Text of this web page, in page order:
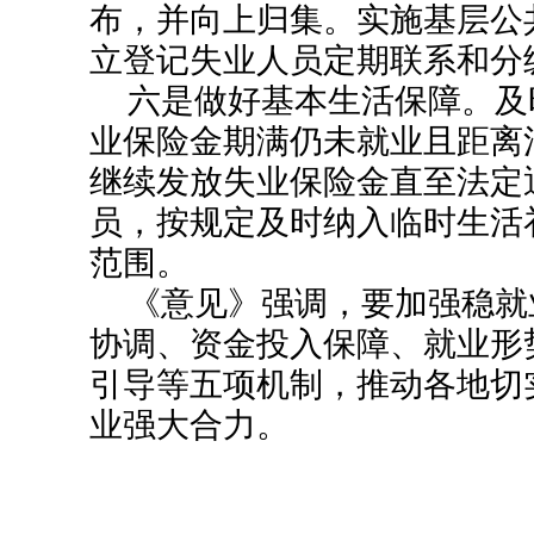
布，并向上归集。实施基层
立登记失业人员定期联系和
六是做好基本生活保障。
业保险金期满仍未就业且距
继续发放失业保险金直至法
员，按规定及时纳入临时生
范围。
《意见》强调，要加强稳
协调、资金投入保障、就业
引导等五项机制，推动各地
业强大合力。